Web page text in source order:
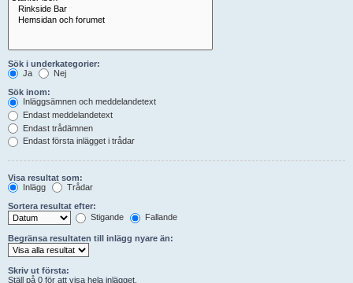
Sök i underkategorier:
Ja
Nej
Sök inom:
Inläggsämnen och meddelandetext
Endast meddelandetext
Endast trådämnen
Endast första inlägget i trådar
Visa resultat som:
Inlägg
Trådar
Sortera resultat efter:
Stigande
Fallande
Begränsa resultaten till inlägg nyare än:
Skriv ut första:
Ställ på 0 för att visa hela inlägget.